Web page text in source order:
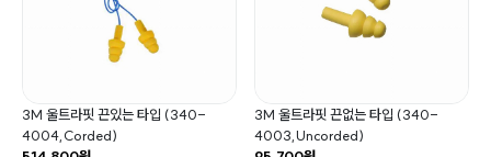
3M 울트라핏 끈있는 타입 (340-
4004,Corded)
3M 울트라핏 끈없는 타입 (340-
4003,Uncorded)